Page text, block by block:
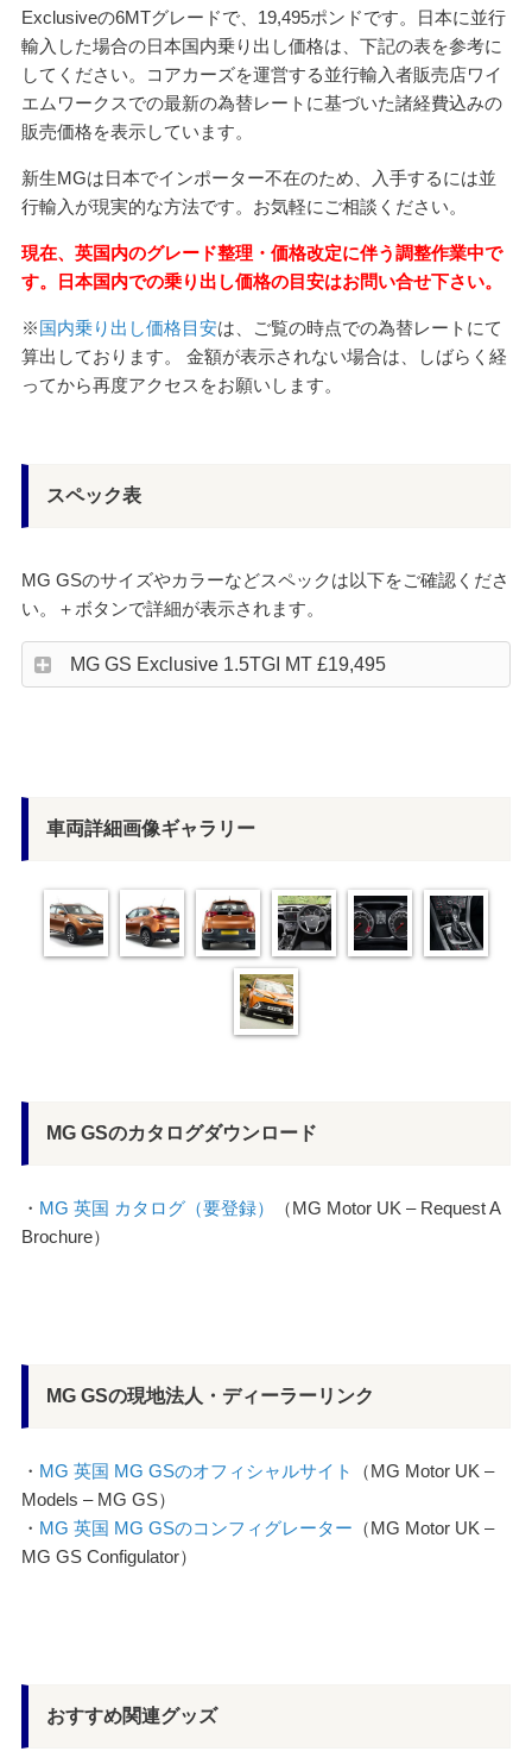
Exclusiveの6MTグレードで、19,495ポンドです。日本に並行
輸入した場合の日本国内乗り出し価格は、下記の表を参考に
してください。コアカーズを運営する並行輸入者販売店ワイ
エムワークスでの最新の為替レートに基づいた諸経費込みの
販売価格を表示しています。
新生MGは日本でインポーター不在のため、入手するには並
行輸入が現実的な方法です。お気軽にご相談ください。
現在、英国内のグレード整理・価格改定に伴う調整作業中で
す。日本国内での乗り出し価格の目安はお問い合せ下さい。
※国内乗り出し価格目安は、ご覧の時点での為替レートにて
算出しております。 金額が表示されない場合は、しばらく経
ってから再度アクセスをお願いします。
スペック表
MG GSのサイズやカラーなどスペックは以下をご確認くださ
い。＋ボタンで詳細が表示されます。
MG GS Exclusive 1.5TGI MT £19,495
車両詳細画像ギャラリー
MG GSのカタログダウンロード
・ MG 英国 カタログ（要登録）
（MG Motor UK – Request A
Brochure）
MG GSの現地法人・ディーラーリンク
・ MG 英国 MG GSのオフィシャルサイト
（MG Motor UK –
Models – MG GS）
・ MG 英国 MG GSのコンフィグレーター （MG Motor UK –
MG GS Configulator）
おすすめ関連グッズ